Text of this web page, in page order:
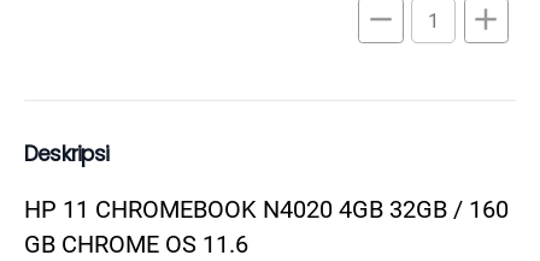
remove add
Deskripsi
HP 11 CHROMEBOOK N4020 4GB 32GB / 160
GB CHROME OS 11.6